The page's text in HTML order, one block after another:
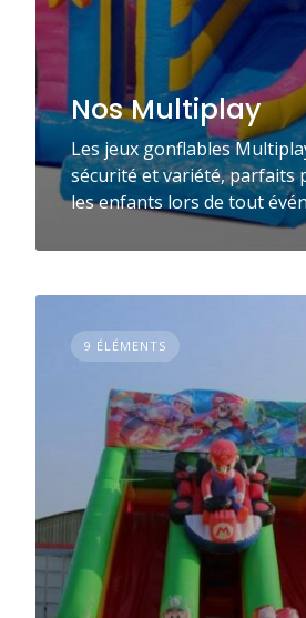
Nos Multiplay
Les jeux gonflables
sécurité et variété, parfaits
les enfants lors de tout
9 ÉLÉMENTS